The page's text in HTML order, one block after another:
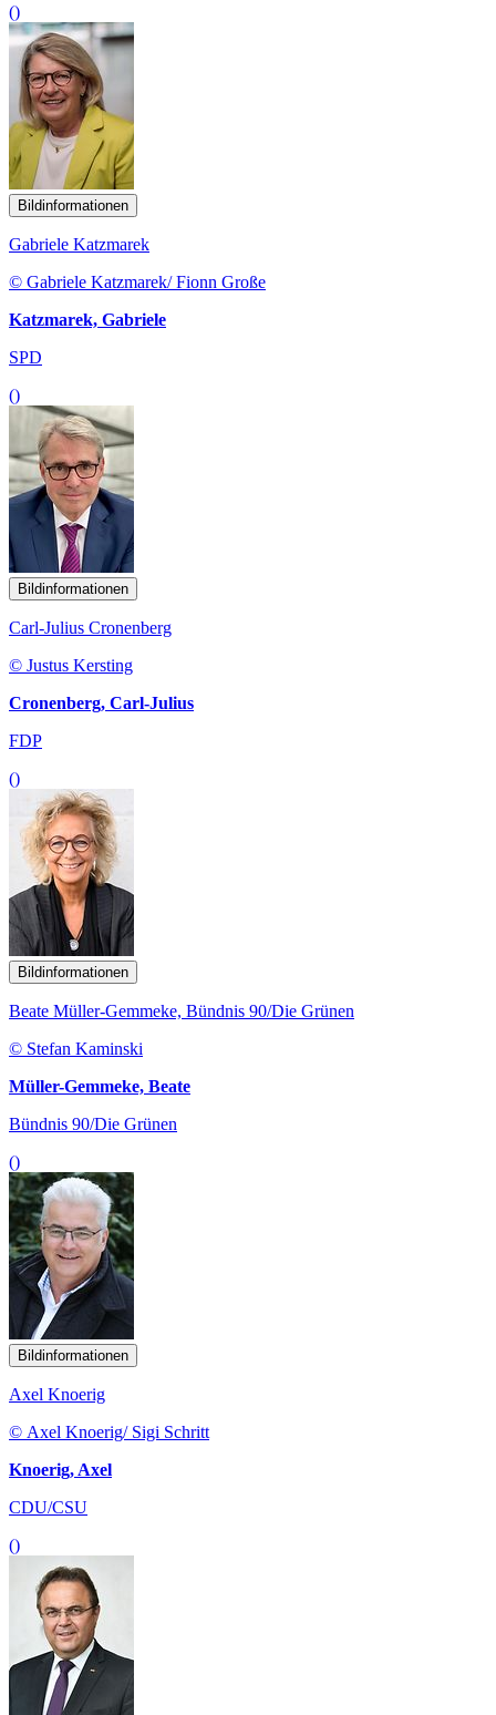
()
Bildinformationen
Gabriele Katzmarek
© Gabriele Katzmarek/ Fionn Große
Katzmarek, Gabriele
SPD
()
Bildinformationen
Carl-Julius Cronenberg
© Justus Kersting
Cronenberg, Carl-Julius
FDP
()
Bildinformationen
Beate Müller-Gemmeke, Bündnis 90/Die Grünen
© Stefan Kaminski
Müller-Gemmeke, Beate
Bündnis 90/Die Grünen
()
Bildinformationen
Axel Knoerig
© Axel Knoerig/ Sigi Schritt
Knoerig, Axel
CDU/CSU
()